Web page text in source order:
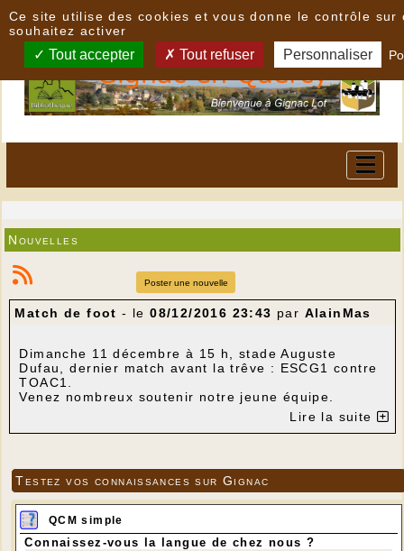
Nouvelles
Poster une nouvelle
Match de foot - le08/12/2016 23:43 par AlainMas
Dimanche 11 décembre à 15 h, stade Auguste
Dufau, dernier match avant la trêve : ESCG1 contre
TOAC1.
Venez nombreux soutenir notre jeune équipe.
Lire la suite
Testez vos connaissances sur Gignac
QCM simple
Connaissez-vous la langue de chez nous ?
Ce site utilise des cookies et vous donne le contrôle sur
souhaitez activer
Tout accepter Tout refuser Personnaliser